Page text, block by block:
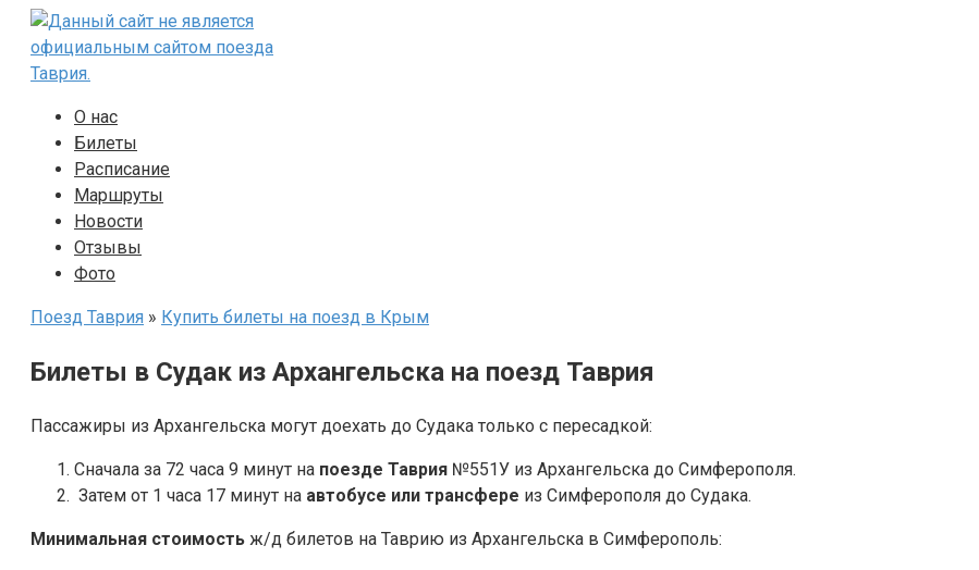
Перейти
контенту
О нас
Билеты
Расписание
Маршруты
Новости
Отзывы
Фото
Поезд Таврия » Купить билеты на поезд в Крым
Билеты в Судак из Архангельска на поезд Таврия
Пассажиры из Архангельска могут доехать до Судака только с пересадкой:
Сначала за 72 часа 9 минут на поезде Таврия №551У из Архангельска до Симферополя.
Затем от 1 часа 17 минут на автобусе или трансфере из Симферополя до Судака.
Минимальная стоимость ж/д билетов на Таврию из Архангельска в Симферополь: